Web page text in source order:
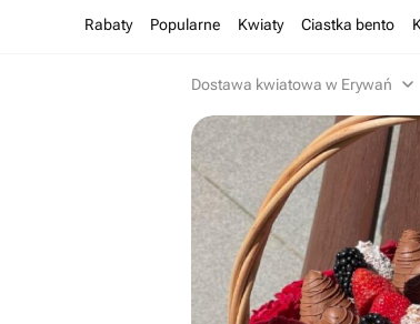
Rabaty Popularne Kwiaty Ciastka bento
Dostawa kwiatowa w Erywań